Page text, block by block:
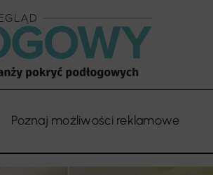
Poznaj możliwości reklamowe